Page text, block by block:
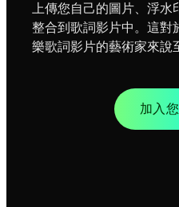
上傳您自己的圖片、浮
整合到歌詞影片中。這對
樂歌詞影片的藝術家來說
加入